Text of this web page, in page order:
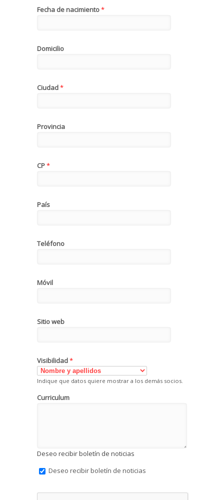
Fecha de nacimiento*
Domicilio
Ciudad*
Provincia
CP*
País
Teléfono
Móvil
Sitio web
Visibilidad*
Indique que datos quiere mostrar a los demás socios.
Curriculum
Deseo recibir boletín de noticias
Deseo recibir boletín de noticias